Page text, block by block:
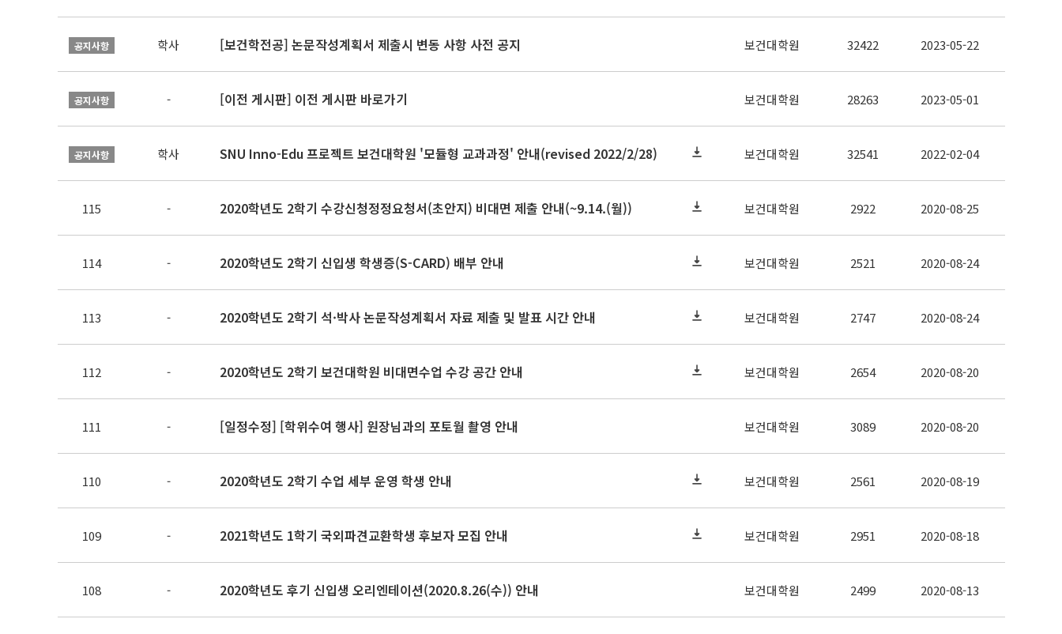
공지사항 학사 [보건학전공] 논문작성계획서 제출시 변동 사항 사전 공지 보건대학원 32422 2023-05-22
공지사항 - [이전 게시판] 이전 게시판 바로가기 보건대학원 28263 2023-05-01
공지사항 학사 SNU Inno-Edu 프로젝트 보건대학원 '모듈형 교과과정' 안내(revised 2022/2/28) 보건대학원 32541 2022-02-04
115 - 2020학년도 2학기 수강신청정정요청서(초안지) 비대면 제출 안내(~9.14.(월)) 보건대학원 2922 2020-08-25
114 - 2020학년도 2학기 신입생 학생증(S-CARD) 배부 안내 보건대학원 2521 2020-08-24
113 - 2020학년도 2학기 석·박사 논문작성계획서 자료 제출 및 발표 시간 안내 보건대학원 2747 2020-08-24
112 - 2020학년도 2학기 보건대학원 비대면수업 수강 공간 안내 보건대학원 2654 2020-08-20
111 - [일정수정] [학위수여 행사] 원장님과의 포토월 촬영 안내 보건대학원 3089 2020-08-20
110 - 2020학년도 2학기 수업 세부 운영 학생 안내 보건대학원 2561 2020-08-19
109 - 2021학년도 1학기 국외파견교환학생 후보자 모집 안내 보건대학원 2951 2020-08-18
108 - 2020학년도 후기 신입생 오리엔테이션(2020.8.26(수)) 안내 보건대학원 2499 2020-08-13